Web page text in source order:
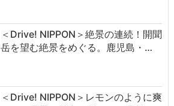
＜Drive! NIPPON＞絶景の連続！開聞
岳を望む絶景をめぐる。鹿児島・…
＜Drive! NIPPON＞レモンのように爽